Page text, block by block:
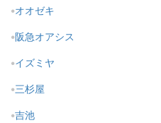
オオゼキ
阪急オアシス
イズミヤ
三杉屋
吉池